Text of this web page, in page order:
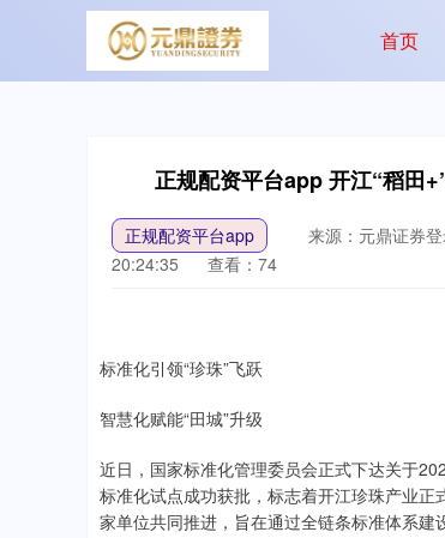
首页
正规配资平台app 开江“稻田
正规配资平台app 来源：元鼎证券
20:24:35
查看：74
标准化引领“珍珠”飞跃
智慧化赋能“田城”升级
近日，国家标准化管理委员会正式下达关于
标准化试点成功获批，标志着开江珍珠产业
家单位共同推进，旨在通过全链条标准体系建